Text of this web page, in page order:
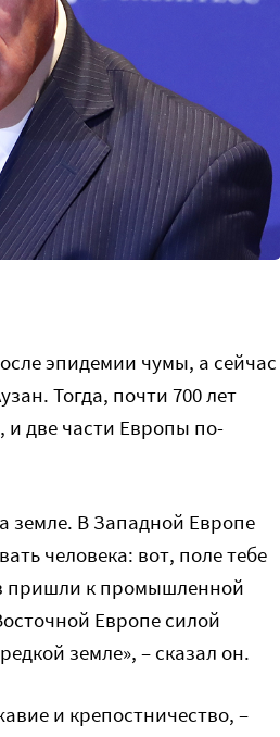
эпидемии чумы, а сейчас
Тогда, почти 700 лет
и две части Европы по-
земле. В Западной Европе
человека: вот, поле тебе
пришли к промышленной
Европе силой
земле», – сказал он.
и крепостничество, –